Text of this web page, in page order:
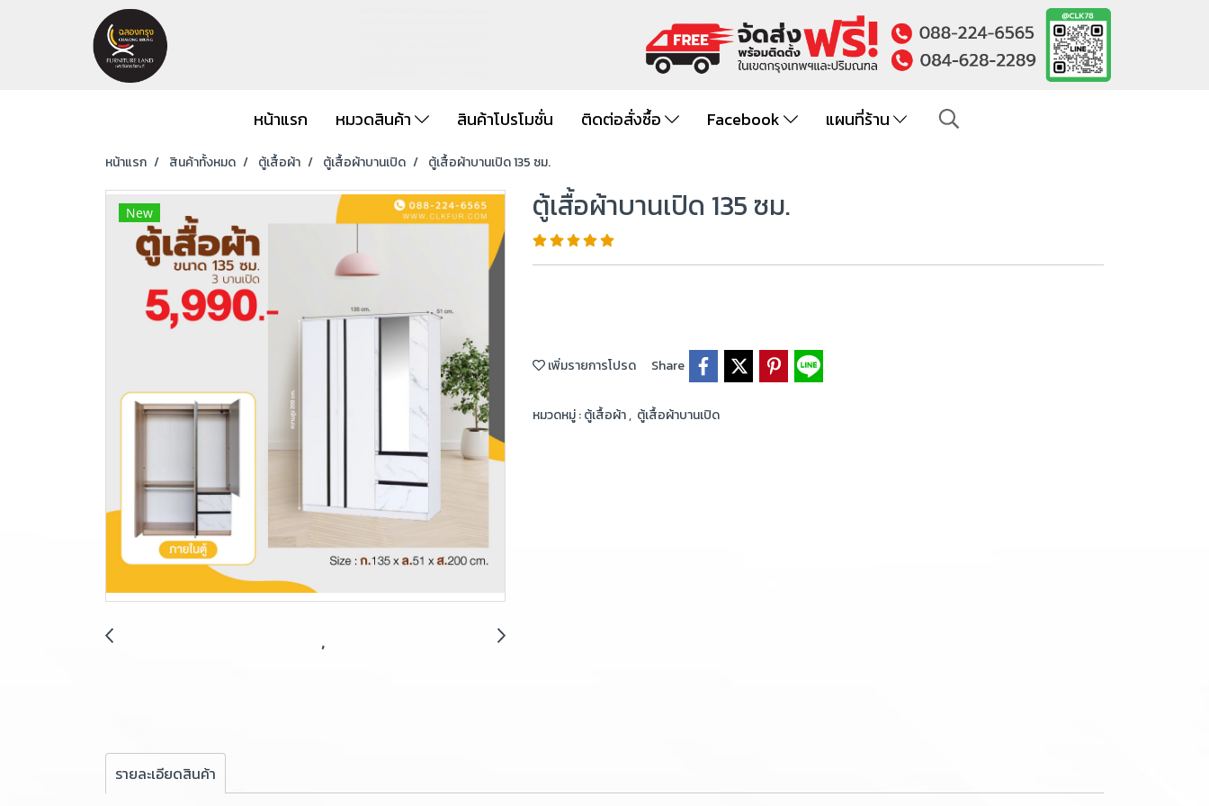
หน้าแรก หมวดสินค้า สินค้าโปรโมชั่น ติดต่อสั่งซื้อ Facebook แผนที่ร้าน
หน้าแรก สินค้าทั้งหมด ตู้เสื้อผ้า ตู้เสื้อผ้าบานเปิด ตู้เสื้อผ้าบานเปิด 135 ซม.
New ตู้เสื้อผ้าบานเปิด 135 ซม.
เพิ่มรายการโปรด Share
หมวดหมู่ :ตู้เสื้อผ้า, ตู้เสื้อผ้าบานเปิด
รายละเอียดสินค้า